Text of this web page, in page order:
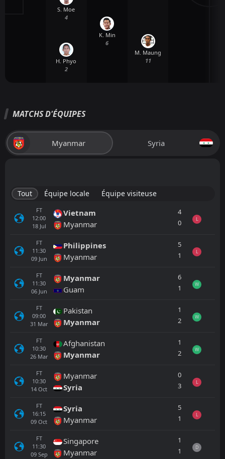
H. Phyo
2
S. Moe
4
K. Min
6
M. Maung
11
MATCHS D'ÉQUIPES
Myanmar Syria
Tout Équipe locale Équipe visiteuse
FT
12:00
18 Jul
Vietnam
Myanmar
4
0
L
FT
11:30
09 Jun
Philippines
Myanmar
5
1
L
FT
11:30
06 Jun
Myanmar
Guam
6
1
W
FT
09:00
31 Mar
Pakistan
Myanmar
1
2
W
FT
10:30
26 Mar
Afghanistan
Myanmar
1
2
W
FT
10:30
14 Oct
Myanmar
Syria
0
3
L
FT
16:15
09 Oct
Syria
Myanmar
5
1
L
FT
11:30
09 Sep
Singapore
Myanmar
1
1
D